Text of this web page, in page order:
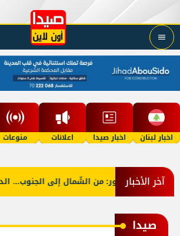
اخبار لبنان اخبار صيدا اعلانات منوعات
آخر الأخبار
بالصّور: من الشّمال إلى الجنوب...
صيدا